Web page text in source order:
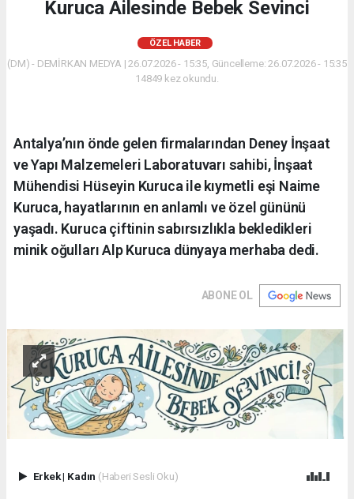
Kuruca Ailesinde Bebek Sevinci
ÖZEL HABER
(DM) - DEMİRKAN MEDYA | 26.07.2026 - 15:35, Güncelleme: 26.07.2026 - 15:35
14849 kez okundu.
Antalya’nın önde gelen firmalarından Deney İnşaat
ve Yapı Malzemeleri Laboratuvarı sahibi, İnşaat
Mühendisi Hüseyin Kuruca ile kıymetli eşi Naime
Kuruca, hayatlarının en anlamlı ve özel gününü
yaşadı. Kuruca çiftinin sabırsızlıkla bekledikleri
minik oğulları Alp Kuruca dünyaya merhaba dedi.
ABONE OL
Erkek| Kadın (Haberi Sesli Oku)